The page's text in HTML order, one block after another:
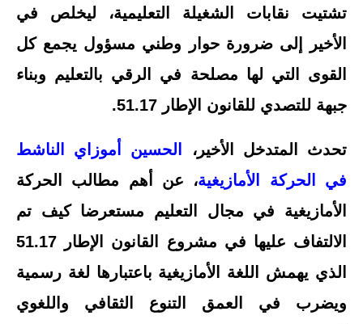
تشتيت نقابات الشغيلة التعليمية، ليخلص في
الأخير إلى ضرورة حوار وطني مسؤول يجمع كل
القوى التي لها مصلحة في الرقي بالتعليم وبناء
جبهة للتصدي للقانون الإطار 51.17.
تحدث المتدخل الأخير،
الحسين أموزاي الناشط
في الحركة الأمازيغية، عن أهم مطالب الحركة
الأمازيغية في مجال التعليم مستعرضا كيف تم
الالتفاف عليها في مشروع القانون الإطار 51.17
الذي يهمش اللغة الأمازيغية باعتبارها لغة رسمية
ويضرب في العمق التنوع الثقافي واللغوي